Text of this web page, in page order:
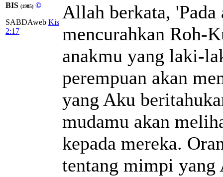
BIS (1985) ©
SABDAweb Kis
2:17
Allah berkata,
mencurahkan Roh-
anakmu yang laki-
perempuan akan
yang Aku
mudamu akan
kepada mereka.
tentang mimpi yang